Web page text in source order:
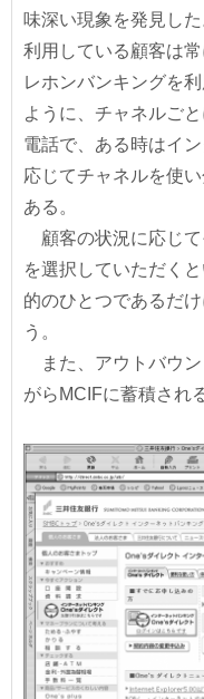
味深い現象を発見し
利用している顧客は
レホンバンキングを
ように、チャネルご
電話で、ある時はイ
応じてチャネルを使
ある。
顧客の状況に応じて
を選択していただく
的のひとつであるだ
う。
また、アウトバウン
がらMCIFに蓄積され